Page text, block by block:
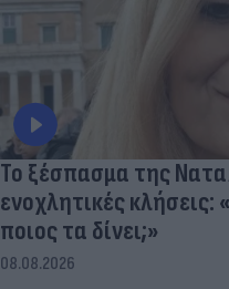
Το ξέσπασμα της
ενοχλητικές κλήσεις:
ποιος τα δίνει;»
08.08.2026